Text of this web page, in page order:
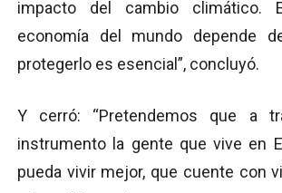
impacto del cambio climático.
economía del mundo depende
protegerlo es esencial”, concluyó.
Y cerró: “Pretendemos que a
instrumento la gente que vive en
pueda vivir mejor, que cuente con